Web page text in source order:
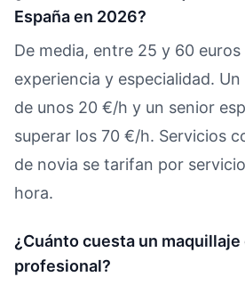
España en 2026?
De media, entre 25 y 60
experiencia y especialidad.
de unos 20 €/h y un senior
superar los 70 €/h. Servicios
de novia se tarifan por
hora.
¿Cuánto cuesta un maquillaje
profesional?